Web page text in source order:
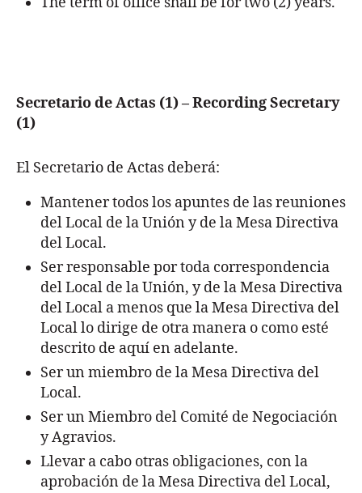
Secretario de Actas (1) – Recording Secretary
(1)
El Secretario de Actas deberá:
Mantener todos los apuntes de las reuniones
del Local de la Unión y de la Mesa Directiva
del Local.
Ser responsable por toda correspondencia
del Local de la Unión, y de la Mesa Directiva
del Local a menos que la Mesa Directiva del
Local lo dirige de otra manera o como esté
descrito de aquí en adelante.
Ser un miembro de la Mesa Directiva del
Local.
Ser un Miembro del Comité de Negociación
y Agravios.
Llevar a cabo otras obligaciones, con la
aprobación de la Mesa Directiva del Local,